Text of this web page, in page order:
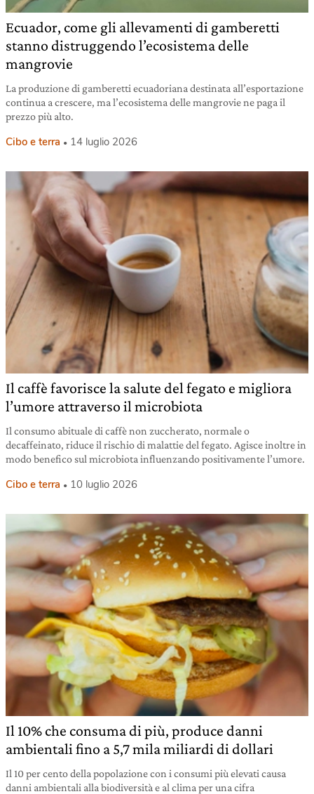
Ecuador, come gli allevamenti di gamberetti
stanno distruggendo l’ecosistema delle
mangrovie
La produzione di gamberetti ecuadoriana destinata all’esportazione
continua a crescere, ma l’ecosistema delle mangrovie ne paga il
prezzo più alto.
Cibo e terra 14 luglio 2026
Il caffè favorisce la salute del fegato e migliora
l’umore attraverso il microbiota
Il consumo abituale di caffè non zuccherato, normale o
decaffeinato, riduce il rischio di malattie del fegato. Agisce inoltre in
modo benefico sul microbiota influenzando positivamente l’umore.
Cibo e terra 10 luglio 2026
Il 10% che consuma di più, produce danni
ambientali fino a 5,7 mila miliardi di dollari
Il 10 per cento della popolazione con i consumi più elevati causa
danni ambientali alla biodiversità e al clima per una cifra